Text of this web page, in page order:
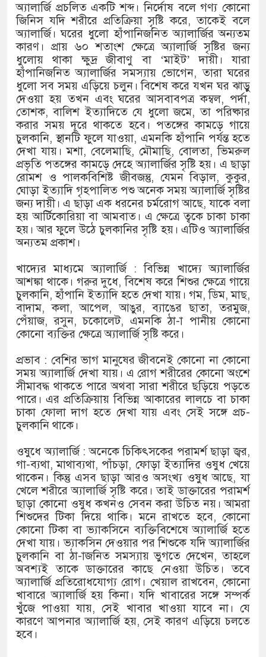
গুলশান থেকে সাবেক মন্ত্রী লতিফ
‘স্কুটি নাকি গোল্ড?’
এর ফ্রিডম ব্র্যান্ড, বাড়ল ক্যাম্পেইনের
সংবিধান অনুযায়ী যথাসময়ে
১৫২২ পুলিশ সদস্যকে চাকরিতে
খিলক্ষেত থানা বিএনপির যুগ্ম
দেশের ৬ অঞ্চলে ঝড়ের আভাস
সার্ককে আরও গতিশীল করতে চায়
প্রেমের সম্পর্ক ছিন্ন না করায় মা-
প্রধানমন্ত্রীর সঙ্গে নবনিযুক্ত
হামের উপসর্গে আরও ৬ প্রাণহানি,
অবশেষে পদত্যাগ করলেন ভারতের
জামায়াত ফেরেশতাদের দল নয়,
অ্যালার্জি প্রচলিত একটি শব্দ। নির্দোষ বলে গণ্য কোনো
জিনিস যদি শরীরে প্রতিক্রিয়া সৃষ্টি করে, তাকেই বলে
অ্যালার্জি। ঘরের ধুলো হাঁপানিজনিত অ্যালার্জির অন্যতম
কারণ। প্রায় ৬০ শতাংশ ক্ষেত্রে অ্যালার্জি সৃষ্টির জন্য
ধুলোয় থাকা ক্ষুদ্র জীবাণু বা ‘মাইট’ দায়ী। যারা
হাঁপানিজনিত অ্যালার্জির সমস্যায় ভোগেন, তারা ঘরের
ধুলো সব সময় এড়িয়ে চলুন। বিশেষ করে যখন ঘর ঝাড়ু
দেওয়া হয় তখন এবং ঘরের আসবাবপত্র কম্বল, পর্দা,
তোশক, বালিশ ইত্যাদিতে যে ধুলো জমে, তা পরিষ্কার
করার সময় দূরে থাকতে হবে। পতঙ্গের কামড়ে গায়ে
চুলকানি, স্থানটি ফুলে যাওয়া, এমনকি হাঁপানি পর্যন্ত হতে
দেখা যায়। মশা, বেলেমাছি, মৌমাছি, বোলতা, ভিমরুল
প্রভৃতি পতঙ্গের কামড়ে দেহে অ্যালার্জির সৃষ্টি হয়। এ ছাড়া
রোমশ ও পালকবিশিষ্ট জীবজন্তু, যেমন বিড়াল, কুকুর,
ঘোড়া ইত্যাদি গৃহপালিত পশু অনেক সময় অ্যালার্জি সৃষ্টির
জন্য দায়ী। এ ছাড়া এক ধরনের চর্মরোগ আছে, যাকে বলা
হয় আর্টিকোরিয়া বা আমবাত। এ ক্ষেত্রে ত্বকে চাকা চাকা
হয়। আর ফুলে উঠে চুলকানির সৃষ্টি হয়। এটিও অ্যালার্জির
অন্যতম প্রকাশ।
খাদ্যের মাধ্যমে অ্যালার্জি : বিভিন্ন খাদ্যে অ্যালার্জির
আশঙ্কা থাকে। গরুর দুধে, বিশেষ করে শিশুর ক্ষেত্রে গায়ে
চুলকানি, হাঁপানি ইত্যাদি হতে দেখা যায়। গম, ডিম, মাছ,
বাদাম, কলা, আপেল, আঙুর, ব্যাঙের ছাতা, তরমুজ,
পেঁয়াজ, রসুন, চকোলেট, এমনকি ঠা-া পানীয় কোনো
কোনো ব্যক্তির ক্ষেত্রে অ্যালার্জি সৃষ্টি করে।
প্রভাব : বেশির ভাগ মানুষের জীবনেই কোনো না কোনো
সময় অ্যালার্জি দেখা যায়। এ রোগ শরীরের কোনো অংশে
সীমাবদ্ধ থাকতে পারে অথবা সারা শরীরে ছড়িয়ে পড়তে
পারে। এর প্রতিক্রিয়ায় বিভিন্ন আকারের লালচে বা চাকা
চাকা ফোলা দাগ হতে দেখা যায় এবং সেই সঙ্গে প্রচ-
চুলকানি থাকে।
ওষুধে অ্যালার্জি : অনেকে চিকিৎসকের পরামর্শ ছাড়া জ্বর,
গা-ব্যথা, মাথাব্যথা, পাঁচড়া, ফোড়া ইত্যাদির ওষুধ খেয়ে
থাকেন। কিন্তু এসব ছাড়া আরও অসংখ্য ওষুধ আছে, যা
খেলে শরীরে অ্যালার্জি সৃষ্টি করে। তাই ডাক্তারের পরামর্শ
ছাড়া কোনো ওষুধ কখনও সেবন করা উচিত নয়। আমরা
শিশুদের টিকা দিয়ে থাকি। মনে রাখতে হবে, কোনো
কোনো টিকা বা ভ্যাকসিনে ব্যক্তিবিশেষে অ্যালার্জি হতে
দেখা যায়। ভ্যাকসিন দেওয়ার পর শিশুকে যদি অ্যালার্জির
চুলকানি বা ঠা-াজনিত সমস্যায় ভুগতে দেখেন, তাহলে
অবশ্যই তাকে ডাক্তারের কাছে নেওয়া উচিত। তবে
অ্যালার্জি প্রতিরোধযোগ্য রোগ। খেয়াল রাখবেন, কোনো
খাবারে অ্যালার্জি হয় কিনা। যদি খাবারের সঙ্গে সম্পর্ক
খুঁজে পাওয়া যায়, সেই খাবার খাওয়া যাবে না। যে
কারণে আপনার অ্যালার্জি হয়, সেই কারণ এড়িয়ে চলতে
হবে।